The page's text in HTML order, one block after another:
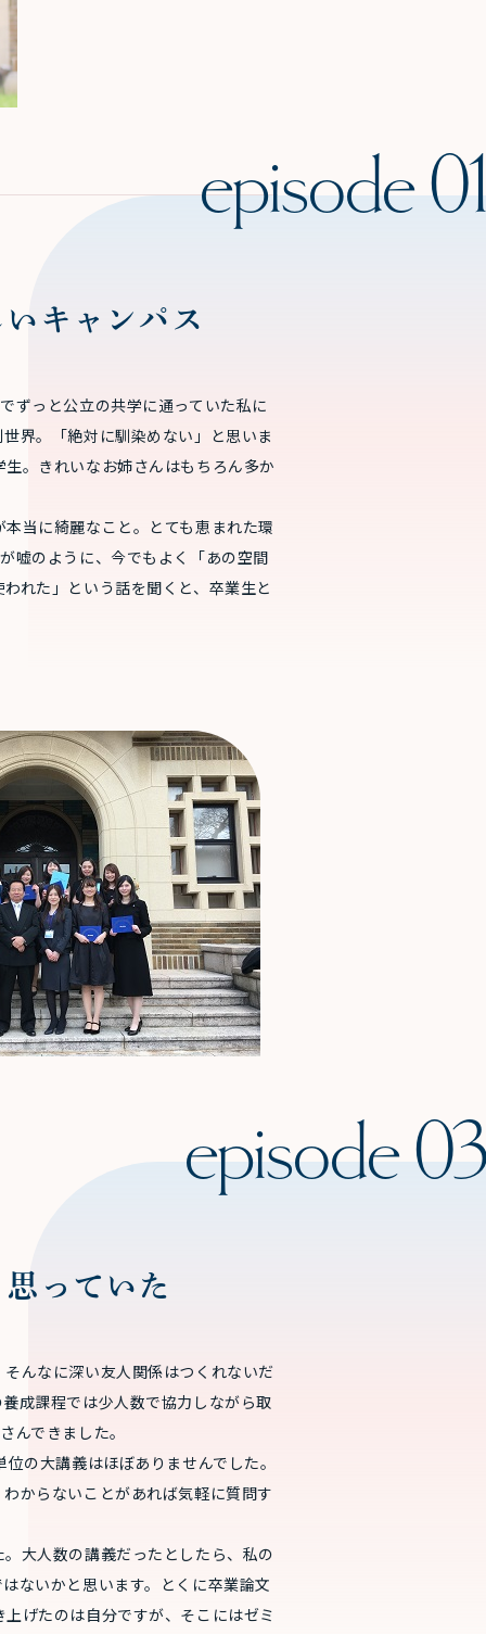
キャンパス
ずっと公立の共学に通っていた私に
界。「絶対に馴染めない」と思いま
。きれいなお姉さんはもちろん多か
当に綺麗なこと。とても恵まれた環
嘘のように、今でもよく「あの空間
れた」という話を聞くと、卒業生と
っていた
んなに深い友人関係はつくれないだ
成課程では少人数で協力しながら取
んできました。
の大講義はほぼありませんでした。
からないことがあれば気軽に質問す
大人数の講義だったとしたら、私の
ないかと思います。とくに卒業論文
げたのは自分ですが、そこにはゼミ